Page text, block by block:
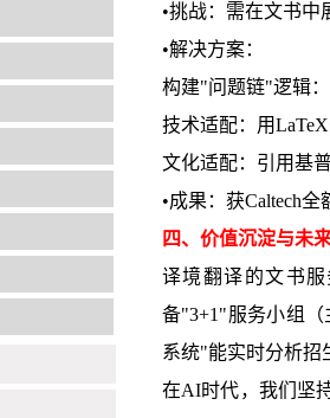
•挑战：需在文书中
•解决方案：
构建"问题链"逻辑
技术适配：用
文化适配：引用基
•成果：获Caltech
四、价值沉淀与未
译境翻译的文书
备"3+1"服务小组
系统"能实时分析招
在AI时代，我们坚